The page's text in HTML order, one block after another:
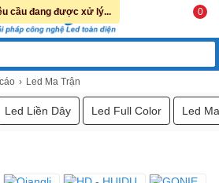
0
Led Ma Trận
Led Liền Dây Led Full Color Led
cầu đang được xử lý...